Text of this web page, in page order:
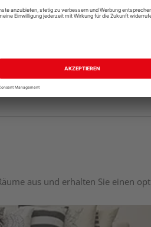
aus und erhalten Sie einen